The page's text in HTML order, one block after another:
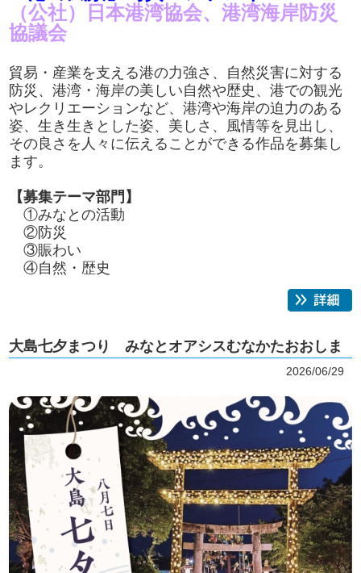
（公社）日本港湾協会、港湾海岸防災
協議会
貿易・産業を支える港の力強さ、自然災害に対する
防災、港湾・海岸の美しい自然や歴史、港での観光
やレクリエーションなど、港湾や海岸の迫力のある
姿、生き生きとした姿、美しさ、風情等を見出し、
その良さを人々に伝えることができる作品を募集し
ます。
【募集テーマ部門】
①みなとの活動
②防災
③賑わい
④自然・歴史
大島七夕まつり みなとオアシスむなかたおおしま
2026/06/29